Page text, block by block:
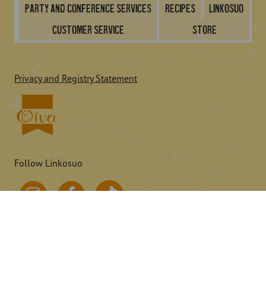
Party and conference services
Recipes
Linkosuo
Customer service
Store
Privacy and Registry Statement
Follow Linkosuo